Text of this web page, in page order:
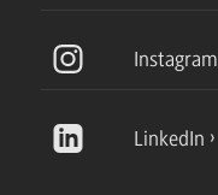
Instagram
LinkedIn